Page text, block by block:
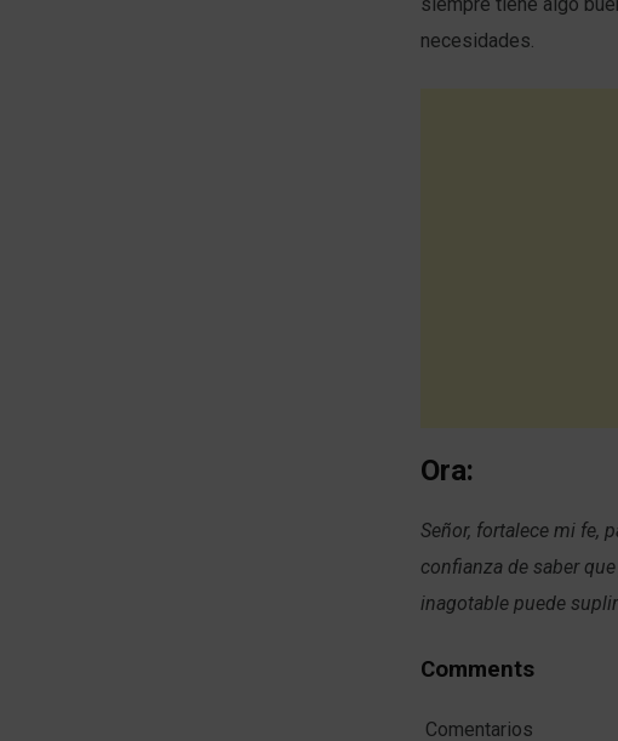
necesidades.
Ora:
Señor, fortalece mi fe,
confianza de saber
inagotable puede
Comments
Comentarios